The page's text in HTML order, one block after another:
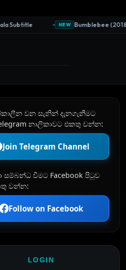
NEW Bumblebee (2018)
වන සැනින් දැනගැනීමට
නාලිකාවට එකතු වන්න:
Join Telegram Channel
සම්බන්ධ වීමට Facebook පිටුව
වන්න:
Follow on Facebook
LOGIN